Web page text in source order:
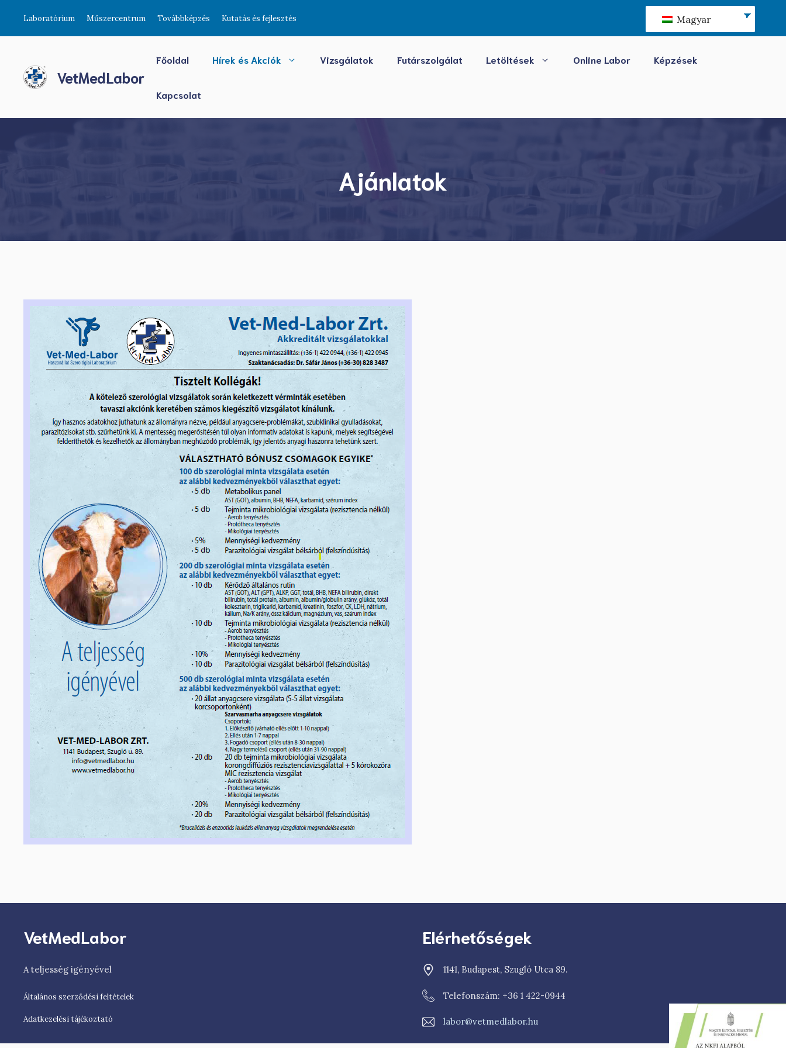
tartalomba
Laboratórium Műszercentrum Továbbképzés Kutatás és fejlesztés Magyar
VetMedLabor
Főoldal Hírek és Akciók Vizsgálatok Futárszolgálat Letöltések Online Labor Képzések
Kapcsolat
Ajánlatok
VetMedLabor
A teljesség igényével
Általános szerződési feltételek
Adatkezelési tájékoztató
Elérhetőségek
1141, Budapest, Szugló Utca 89.
Telefonszám: +36 1 422-0944
labor@vetmedlabor.hu